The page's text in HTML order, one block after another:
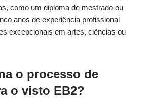
como um diploma de mestrado ou
anos de experiência profissional
excepcionais em artes, ciências ou
o processo de
o visto EB2?